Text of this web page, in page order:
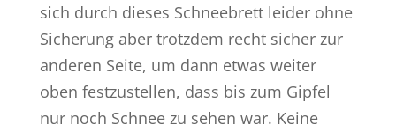
sich durch dieses Schneebrett leider ohne
Sicherung aber trotzdem recht sicher zur
anderen Seite, um dann etwas weiter
oben festzustellen, dass bis zum Gipfel
nur noch Schnee zu sehen war. Keine